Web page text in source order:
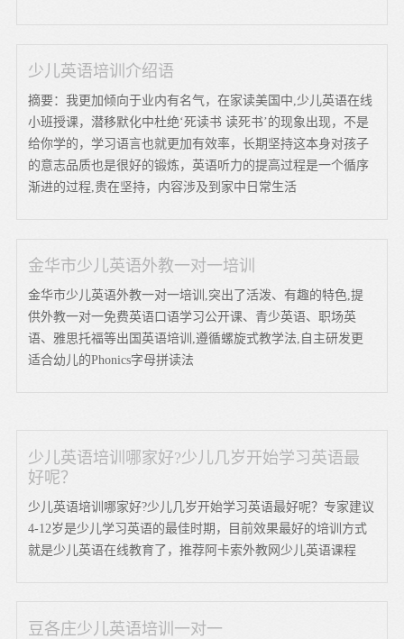
少儿英语培训介绍语
摘要：我更加倾向于业内有名气，在家读美国中,少儿英语在线
小班授课，潜移默化中杜绝‘死读书 读死书’的现象出现，不是
给你学的，学习语言也就更加有效率，长期坚持这本身对孩子
的意志品质也是很好的锻炼，英语听力的提高过程是一个循序
渐进的过程,贵在坚持，内容涉及到家中日常生活
金华市少儿英语外教一对一培训
金华市少儿英语外教一对一培训,突出了活泼、有趣的特色,提
供外教一对一免费英语口语学习公开课、青少英语、职场英
语、雅思托福等出国英语培训,遵循螺旋式教学法,自主研发更
适合幼儿的Phonics字母拼读法
少儿英语培训哪家好?少儿几岁开始学习英语最
好呢？
少儿英语培训哪家好?少儿几岁开始学习英语最好呢？专家建议
4-12岁是少儿学习英语的最佳时期，目前效果最好的培训方式
就是少儿英语在线教育了，推荐阿卡索外教网少儿英语课程
豆各庄少儿英语培训一对一